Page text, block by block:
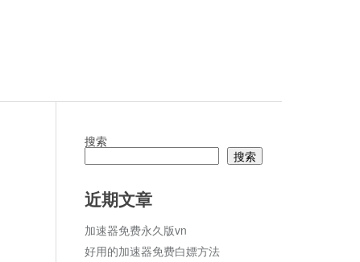
搜索
搜索
近期文章
加速器免费永久版vn
好用的加速器免费白嫖方法